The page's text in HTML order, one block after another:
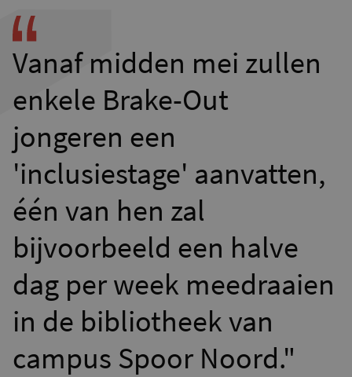
Vanaf midden mei zullen
enkele Brake-Out
jongeren een
'inclusiestage' aanvatten,
één van hen zal
bijvoorbeeld een halve
dag per week meedraaien
in de bibliotheek van
campus Spoor Noord."